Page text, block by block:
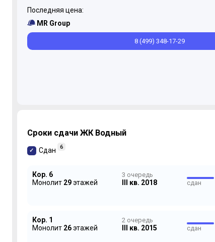
Последняя цена:
MR Group
8 (499) 348-17-29
Сроки сдачи ЖК Водный
Сдан 6
Кор. 6
Монолит 29этажей
3 очередь
III кв. 2018 сдан
Кор. 1
Монолит 26этажей
2 очередь
III кв. 2015 сдан